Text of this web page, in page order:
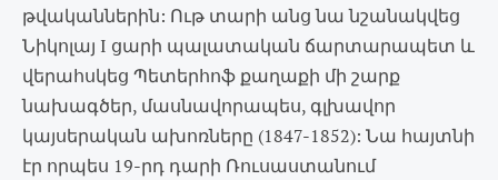
թվականներին: Ութ տարի անց նա նշանակվեց
Նիկոլայ I ցարի պալատական ճարտարապետ և
վերահսկեց Պետերհոֆ քաղաքի մի շարք
նախագծեր, մասնավորապես, գլխավոր
կայսերական ախոռները (1847-1852): Նա հայտնի
էր որպես 19-րդ դարի Ռուսաստանում